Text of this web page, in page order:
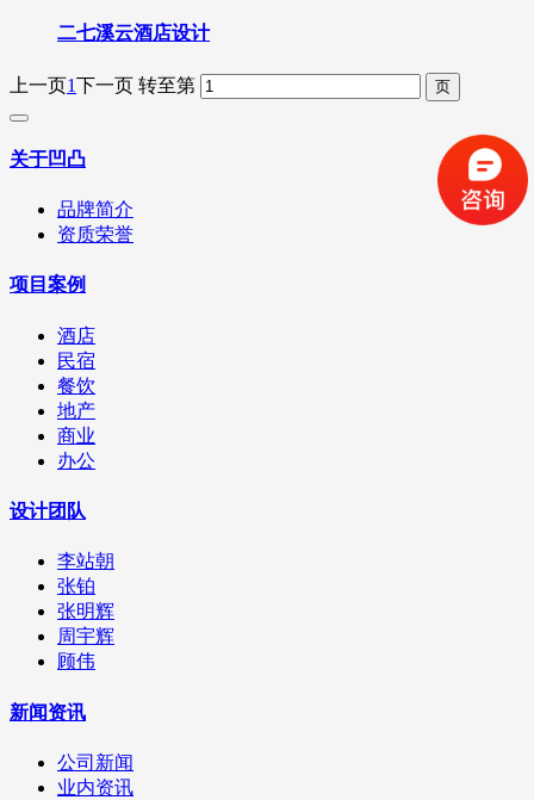
二七溪云酒店设计
上一页1下一页 转至第
关于凹凸
品牌简介
资质荣誉
项目案例
酒店
民宿
餐饮
地产
商业
办公
设计团队
李站朝
张铂
张明辉
周宇辉
顾伟
新闻资讯
公司新闻
业内资讯